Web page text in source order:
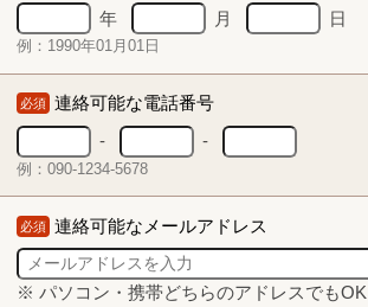
年
月 日
例：1990年01月01日
必須 連絡可能な電話番号
-
-
例：090-1234-5678
必須 連絡可能なメールアドレス
※ パソコン・携帯どちらのアドレスでもOK